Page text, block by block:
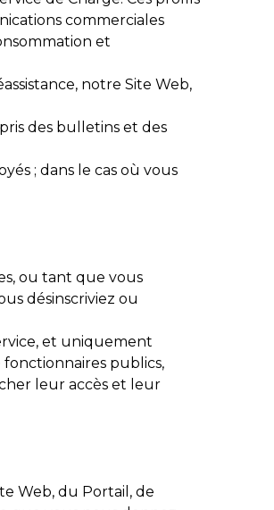
commerciales
et
notre Site Web,
des bulletins et des
; dans le cas où vous
ou tant que vous
désinscriviez ou
et uniquement
fonctionnaires publics,
leur accès et leur
Web, du Portail, de